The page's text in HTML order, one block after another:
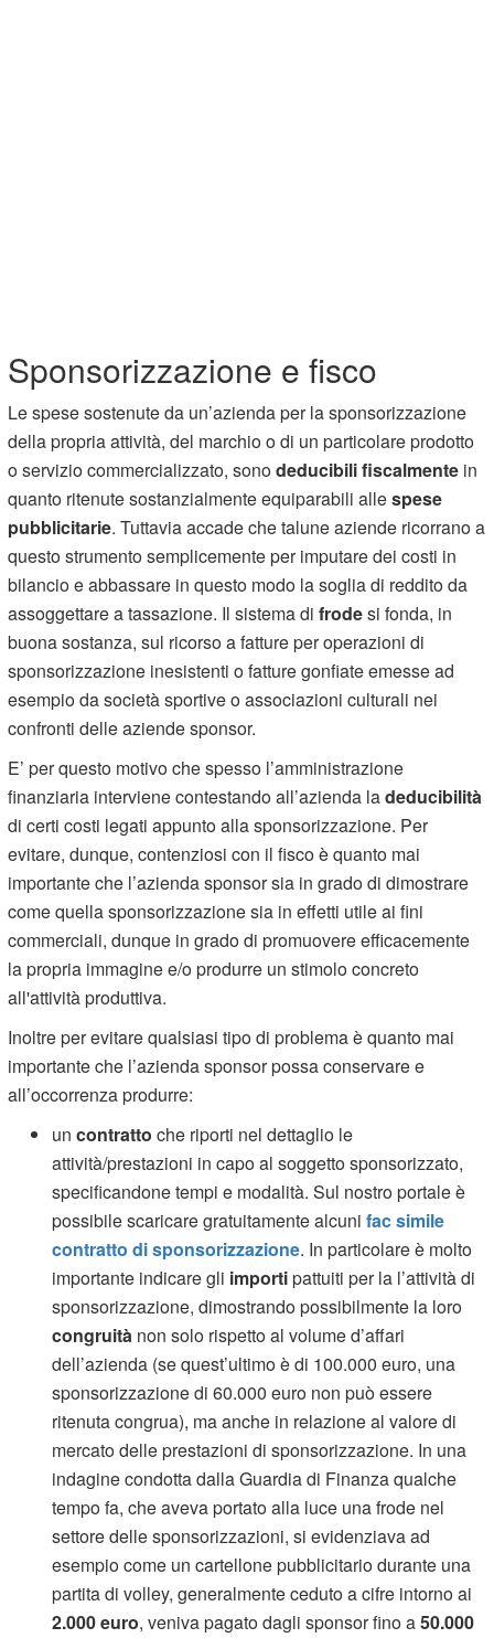
Sponsorizzazione e fisco
Le spese sostenute da un’azienda per la sponsorizzazione
della propria attività, del marchio o di un particolare prodotto
o servizio commercializzato, sonodeducibili fiscalmente in
quanto ritenute sostanzialmente equiparabili allespese
pubblicitarie. Tuttavia accade che talune aziende ricorrano a
questo strumento semplicemente per imputare dei costi in
bilancio e abbassare in questo modo la soglia di reddito da
assoggettare a tassazione. Il sistema difrodesi fonda, in
buona sostanza, sul ricorso a fatture per operazioni di
sponsorizzazione inesistenti o fatture gonfiate emesse ad
esempio da società sportive o associazioni culturali nei
confronti delle aziende sponsor.
E’ per questo motivo che spesso l’amministrazione
finanziaria interviene contestando all’azienda ladeducibilità
di certi costi legati appunto alla sponsorizzazione. Per
evitare, dunque, contenziosi con il fisco è quanto mai
importante che l’azienda sponsor sia in grado di dimostrare
come quella sponsorizzazione sia in effetti utile ai fini
commerciali, dunque in grado di promuovere efficacemente
la propria immagine e/o produrre un stimolo concreto
all'attività produttiva.
Inoltre per evitare qualsiasi tipo di problema è quanto mai
importante che l’azienda sponsor possa conservare e
all’occorrenza produrre:
uncontratto che riporti nel dettaglio le
attività/prestazioni in capo al soggetto sponsorizzato,
specificandone tempi e modalità. Sul nostro portale è
possibile scaricare gratuitamente alcunifac simile
contratto di sponsorizzazione. In particolare è molto
importante indicare gli importipattuiti per la l’attività di
sponsorizzazione, dimostrando possibilmente la loro
congruità non solo rispetto al volume d’affari
dell’azienda (se quest’ultimo è di 100.000 euro, una
sponsorizzazione di 60.000 euro non può essere
ritenuta congrua), ma anche in relazione al valore di
mercato delle prestazioni di sponsorizzazione. In una
indagine condotta dalla Guardia di Finanza qualche
tempo fa, che aveva portato alla luce una frode nel
settore delle sponsorizzazioni, si evidenziava ad
esempio come un cartellone pubblicitario durante una
partita di volley, generalmente ceduto a cifre intorno ai
2.000 euro, veniva pagato dagli sponsor fino a50.000